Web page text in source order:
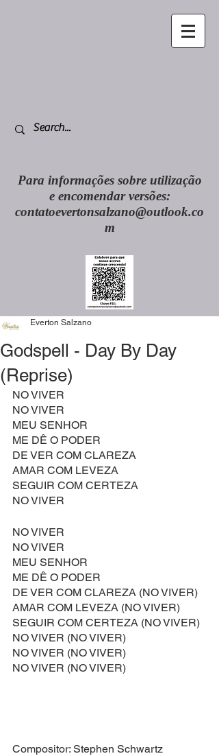
Para informações sobre utilização
e encomendar versões:
contatoevertonsalzano@outlook.co
m
Godspell - Day By Day
(Reprise)
Everton Salzano
NO VIVER
NO VIVER
MEU SENHOR
ME DÊ O PODER
DE VER COM CLAREZA
AMAR COM LEVEZA
SEGUIR COM CERTEZA
NO VIVER
NO VIVER
NO VIVER
MEU SENHOR
ME DÊ O PODER
DE VER COM CLAREZA (NO VIVER)
AMAR COM LEVEZA (NO VIVER)
SEGUIR COM CERTEZA (NO VIVER)
NO VIVER (NO VIVER)
NO VIVER (NO VIVER)
NO VIVER (NO VIVER)
Compositor: Stephen Schwartz